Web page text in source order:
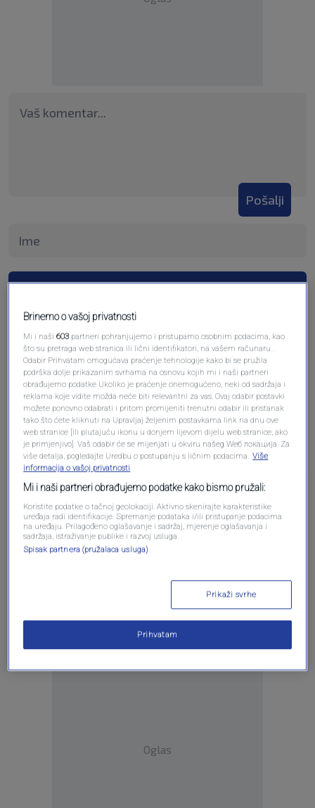
Pošalji
Pošalji komentar
Pre 2 meseci
Edin
Odlicno
Odgovori
Oglas
Brinemo o vašoj privatnosti
Mi i naši603 partneri pohranjujemo i pristupamo osobnim podacima, kao
što su pretraga web stranica ili lični identifikatori, na vašem računaru .
Odabir Prihvatam omogućava praćenje tehnologije kako bi se pružila
podrška dolje prikazanim svrhama na osnovu kojih mi i naši partneri
obrađujemo podatke Ukoliko je praćenje onemogućeno, neki od sadržaja i
reklama koje vidite možda neće biti relevantni za vas. Ovaj odabir postavki
možete ponovno odabrati i pritom promijeniti trenutni odabir ili pristanak
tako što ćete kliknuti na Upravljaj željenim postavkama link na dnu ove
web stranice [ili plutajuću ikonu u donjem lijevom dijelu web stranice, ako
je primjenjivo]. Vaš odabir će se mijenjati u okviru našeg Wеб локација. Za
više detalja, pogledajte Uredbu o postupanju s ličnim podacima. Više
informacija o vašoj privatnosti
Mi i naši partneri obrađujemo podatke kako bismo pružali:
Koristite podatke o tačnoj geolokaciji. Aktivno skenirajte karakteristike
uređaja radi identifikacije. Spremanje podataka i/ili pristupanje podacima
na uređaju. Prilagođeno oglašavanje i sadržaj, mjerenje oglašavanja i
sadržaja, istraživanje publike i razvoj usluga.
Spisak partnera (pružalaca usluga)
Prikaži svrhe
Prihvatam